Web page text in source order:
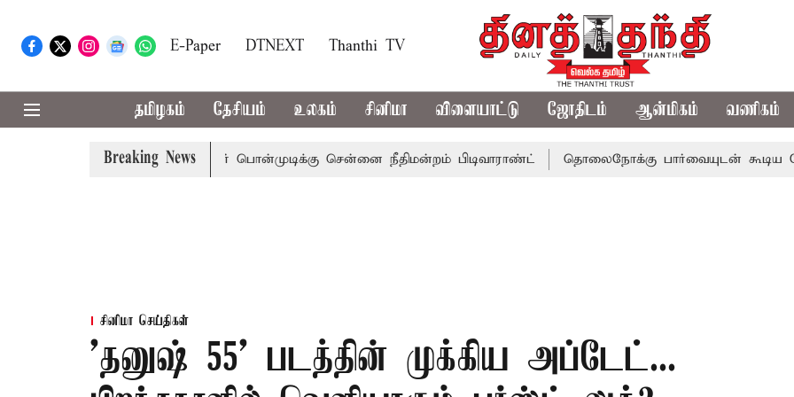
E-Paper DTNEXT Thanthi TV
தமிழகம் தேசியம் உலகம் சினிமா விளையாட்டு ஜோதிடம் ஆன்மிகம் வணிகம்
Breaking News
முன்னாள் அமைச்சர் பொன்முடிக்கு சென்னை நீதிமன்றம் பிடிவாராண்ட் தொலைநோக்கு பார்வையுடன் கூடிய வேளாண்
சினிமா செய்திகள்
'தனுஷ் 55' படத்தின் முக்கிய அப்டேட்...